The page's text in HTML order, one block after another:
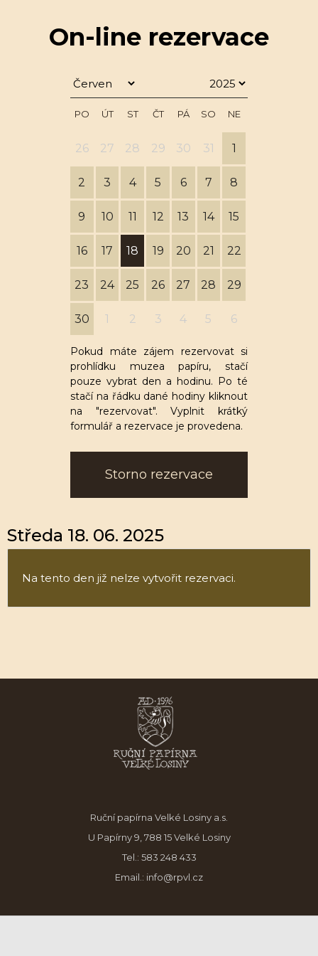
On-line rezervace
PO ÚT ST ČT PÁ SO NE
26 27 28 29 30 31 1
2 3 4 5 6 7 8
9 10 11 12 13 14 15
16 17 18 19 20 21 22
23 24 25 26 27 28 29
30 1 2 3 4 5 6
Pokud máte zájem rezervovat si
prohlídku muzea papíru, stačí
pouze vybrat den a hodinu. Po té
stačí na řádku dané hodiny kliknout
na "rezervovat". Vyplnit krátký
formulář a rezervace je provedena.
Storno rezervace
Středa 18. 06. 2025
Na tento den již nelze vytvořit rezervaci.
Ruční papírna Velké Losiny a.s.
U Papírny 9, 788 15 Velké Losiny
Tel.: 583 248 433
Email.: info@rpvl.cz